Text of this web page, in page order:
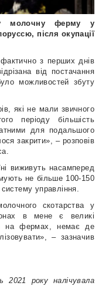
молочну ферму у
після окупації
з перших днів
від постачання
можливостей збуту
які не мали звичного
періоду більшість
для подальшого
закрити», – розповів
виживуть насамперед
не більше 100-150
управління.
скотарства у
в мене є великі
на фермах, немає де
– зазначив
року налічувала